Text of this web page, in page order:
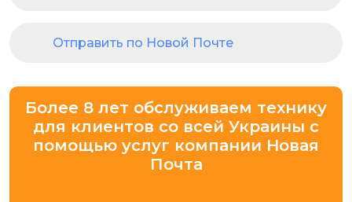
Отправить по Новой Почте
Более 8 лет обслуживаем технику
для клиентов со всей Украины с
помощью услуг компании Новая
Почта